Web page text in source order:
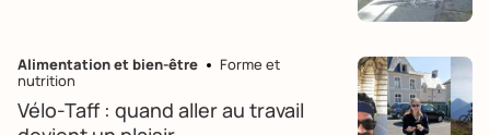
Alimentation et bien-être
Forme et
nutrition
Vélo-Taff : quand aller au travail